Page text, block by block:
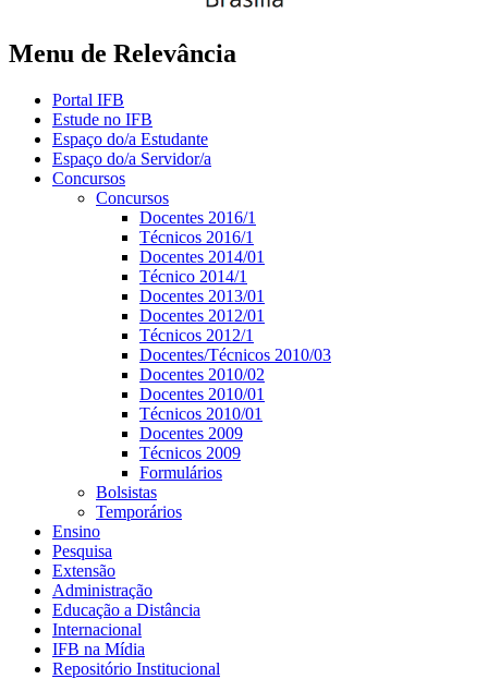
Menu de Relevância
Portal IFB
Estude no IFB
Espaço do/a Estudante
Espaço do/a Servidor/a
Concursos
Concursos
Docentes 2016/1
Técnicos 2016/1
Docentes 2014/01
Técnico 2014/1
Docentes 2013/01
Docentes 2012/01
Técnicos 2012/1
Docentes/Técnicos 2010/03
Docentes 2010/02
Docentes 2010/01
Técnicos 2010/01
Docentes 2009
Técnicos 2009
Formulários
Bolsistas
Temporários
Ensino
Pesquisa
Extensão
Administração
Educação a Distância
Internacional
IFB na Mídia
Repositório Institucional